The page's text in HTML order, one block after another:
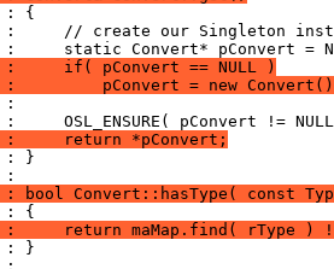
if( pConvert == NULL )
:         pConvert = new
return *pConvert;
: }
: bool Convert::hasType( const
:     return maMap.find( rType )
: }